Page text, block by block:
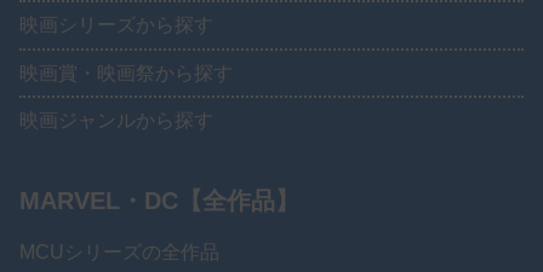
映画シリーズから探す
映画賞・映画祭から探す
映画ジャンルから探す
MARVEL・DC【全作品】
MCUシリーズの全作品